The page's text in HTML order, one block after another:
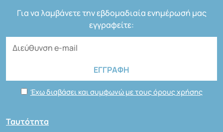
Για να λαμβάνετε την εβδομαδιαία ενημέρωσή μας
εγγραφείτε:
Έχω διαβάσει και συμφωνώ με τους όρους χρήσης
Ταυτότητα